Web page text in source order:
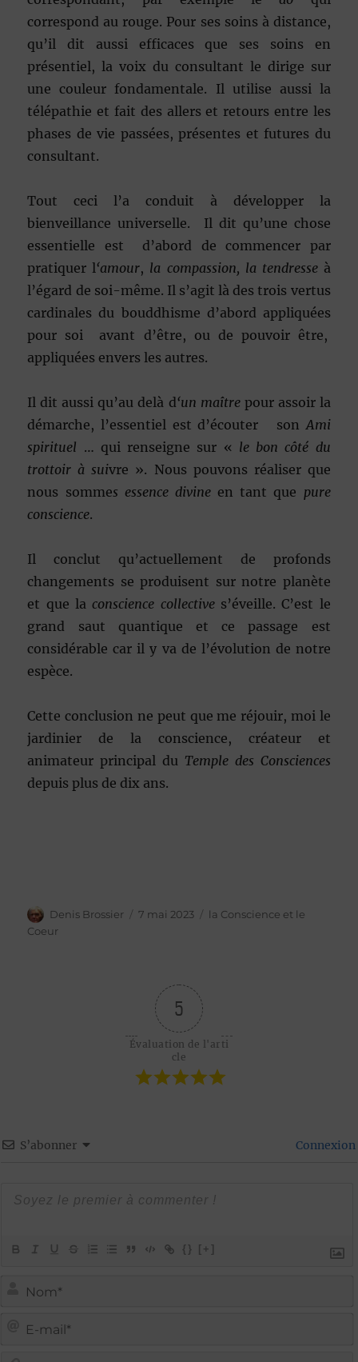
correspond au rouge. Pour ses soins à distance,
qu’il dit aussi efficaces que ses soins en
présentiel, la voix du consultant le dirige sur
une couleur fondamentale. Il utilise aussi la
télépathie et fait des allers et retours entre les
phases de vie passées, présentes et futures du
consultant.
Tout ceci l’a conduit à développer la
bienveillance universelle. Il dit qu’une chose
essentielle est d’abord de commencer par
pratiquer l‘amour, la compassion, la tendresseà
l’égard de soi-même. Il s’agit là des trois vertus
cardinales du bouddhisme d’abord appliquées
pour soi avant d’être, ou de pouvoir être,
appliquées envers les autres.
Il dit aussi qu’au delà d‘un maîtrepour assoir la
démarche, l’essentiel est d’écouter son Ami
spirituel … qui renseigne sur « le bon côté du
trottoir à suivre ». Nous pouvons réaliser que
nous sommes essence divineen tant que pure
conscience.
Il conclut qu’actuellement de profonds
changements se produisent sur notre planète
et que laconscience collectives’éveille. C’est le
grand saut quantique et ce passage est
considérable car il y va de l’évolution de notre
espèce.
Cette conclusion ne peut que me réjouir, moi le
jardinier de la conscience, créateur et
animateur principal du Temple des Consciences
depuis plus de dix ans.
Auteur
Denis Brossier
Publié
7 mai 2023 Catégories
la Conscience et le
Coeur
5
Évaluation de l'arti
cle
S’abonner Connexion
{} [+]